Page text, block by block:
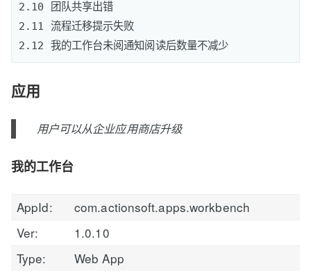
2.10 团队共享出错
2.11 流程迁移提示失败
应用
用户可以从企业应用商店升级
我的工作台
AppId:
com.actionsoft.apps.workbench
Ver:
1.0.10
Type:
Web App